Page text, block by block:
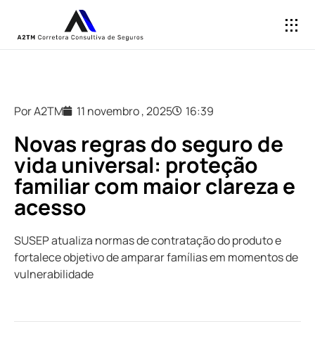
Por A2TM 11 novembro , 2025 16:39
Novas regras do seguro de
vida universal: proteção
familiar com maior clareza e
acesso
SUSEP atualiza normas de contratação do produto e
fortalece objetivo de amparar famílias em momentos de
vulnerabilidade